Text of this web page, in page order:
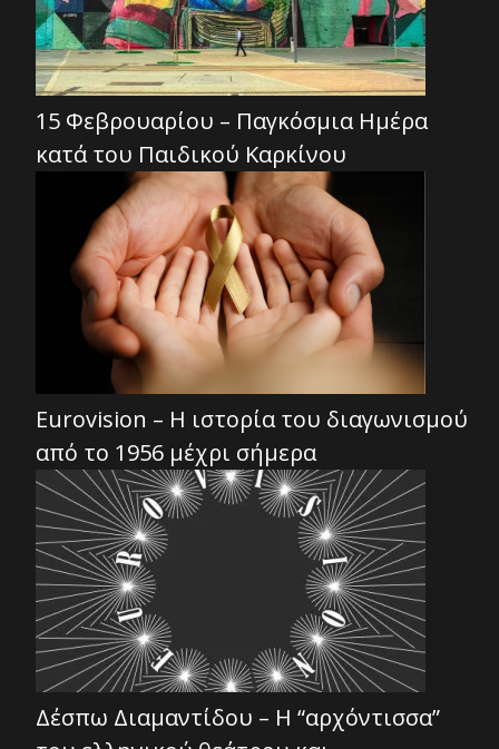
15 Φεβρουαρίου – Παγκόσμια Ημέρα
κατά του Παιδικού Καρκίνου
Eurovision – Η ιστορία του διαγωνισμού
από το 1956 μέχρι σήμερα
Δέσπω Διαμαντίδου – Η “αρχόντισσα”